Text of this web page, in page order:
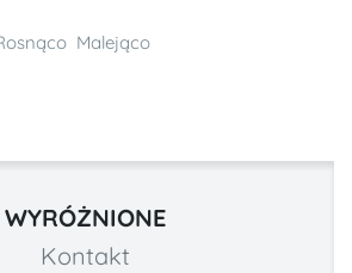
Malejąco
WYRÓŻNIONE
Kontakt